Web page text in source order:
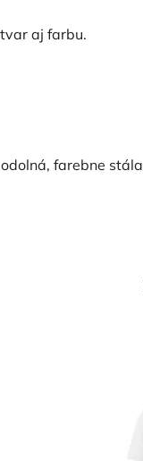
aj farbu.
farebne stála